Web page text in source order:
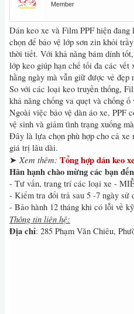
Member
Dán keo xe và Film PPF hiện
chọn để bảo vệ lớp sơn zin khỏi
thời tiết. Với khả năng bám dính
lớp keo giúp hạn chế tối đa các vết
hằng ngày mà vẫn giữ được vẻ đẹp
So với các loại keo truyền thống,
khả năng chống va quẹt và chống
Ngoài việc bảo vệ dàn áo xe, PPF
vệ sinh và giảm tình trạng xuống
Đây là lựa chọn phù hợp cho cả xe
giá trị lâu dài.
➤ Xem thêm: Tổng hợp dán keo
Hân hạnh chào mừng các bạn
- Tư vấn, trang trí các loại xe -
- Kiểm tra đổi trả sau 5 -7 ngày
- Bảo hành 12 tháng khi có lỗi về
Thông tin liên hệ:
Địa chỉ: 285 Phạm Văn Chiêu,